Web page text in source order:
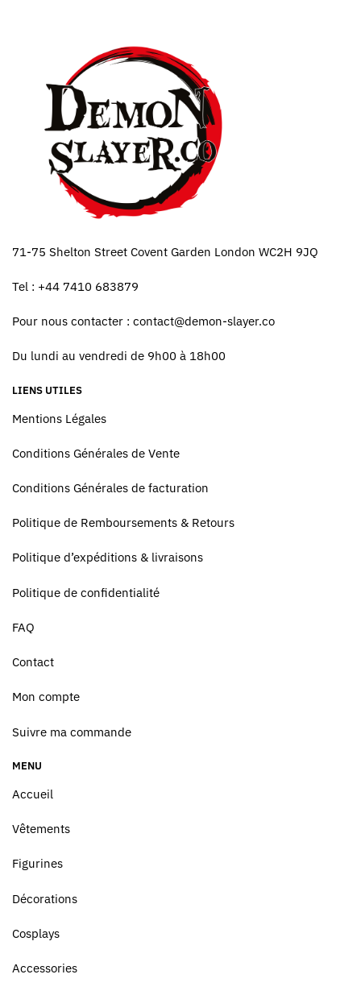
71-75 Shelton Street Covent Garden London WC2H 9JQ
Tel : +44 7410 683879
Pour nous contacter : contact@demon-slayer.co
Du lundi au vendredi de 9h00 à 18h00
LIENS UTILES
Mentions Légales
Conditions Générales de Vente
Conditions Générales de facturation
Politique de Remboursements & Retours
Politique d’expéditions & livraisons
Politique de confidentialité
FAQ
Contact
Mon compte
Suivre ma commande
MENU
Accueil
Vêtements
Figurines
Décorations
Cosplays
Accessories